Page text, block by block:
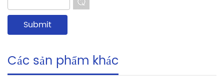
Các sản phẩm khác